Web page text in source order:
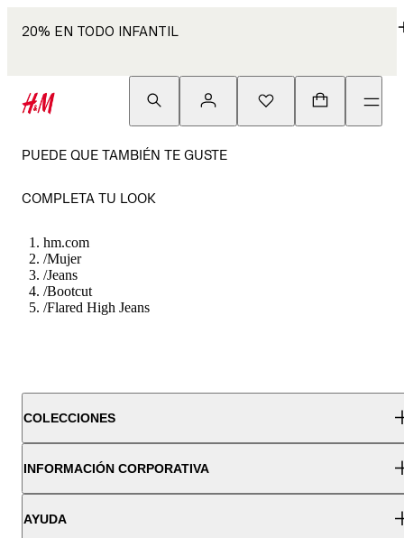
20% EN TODO INFANTIL
PUEDE QUE TAMBIÉN TE GUSTE
COMPLETA TU LOOK
hm.com
/Mujer
/Jeans
/Bootcut
/Flared High Jeans
COLECCIONES
INFORMACIÓN CORPORATIVA
AYUDA